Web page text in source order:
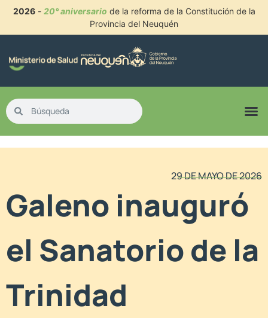
2026- 20° aniversario de la reforma de la Constitución de la
Provincia del Neuquén
29 DE MAYO DE 2026
Galeno inauguró
el Sanatorio de la
Trinidad